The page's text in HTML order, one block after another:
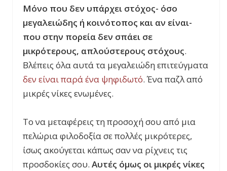
Μόνο που δεν υπάρχει στόχος- όσο
μεγαλειώδης ή κοινότοπος και αν είναι-
που στην πορεία δεν σπάει σε
μικρότερους, απλούστερους στόχους.
Βλέπεις όλα αυτά τα μεγαλειώδη επιτεύγματα
δεν είναι παρά ένα ψηφιδωτό. Ένα παζλ από
μικρές νίκες ενωμένες.
Το να μεταφέρεις τη προσοχή σου από μια
πελώρια φιλοδοξία σε πολλές μικρότερες,
ίσως ακούγεται κάπως σαν να ρίχνεις τις
προσδοκίες σου. Αυτές όμως οι μικρές νίκες